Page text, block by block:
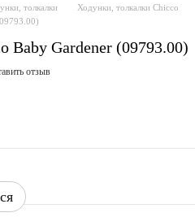
толкалки
Ходунки, толкалки Chicco
Baby Gardener (09793.00)
отзыв